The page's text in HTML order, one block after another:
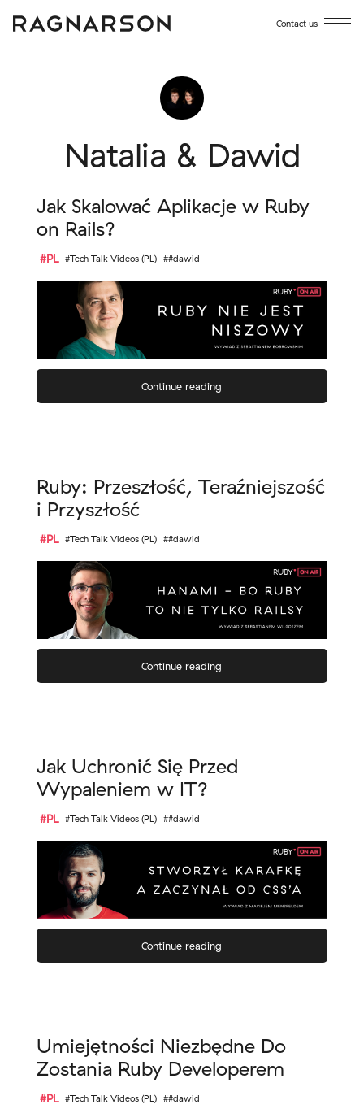
Contact us
Natalia & Dawid
Jak Skalować Aplikacje w Ruby
on Rails?
#PL #Tech Talk Videos (PL) ##dawid
Continue reading
Ruby: Przeszłość, Teraźniejszość
i Przyszłość
#PL #Tech Talk Videos (PL) ##dawid
Continue reading
Jak Uchronić Się Przed
Wypaleniem w IT?
#PL #Tech Talk Videos (PL) ##dawid
Continue reading
Umiejętności Niezbędne Do
Zostania Ruby Developerem
#PL #Tech Talk Videos (PL) ##dawid